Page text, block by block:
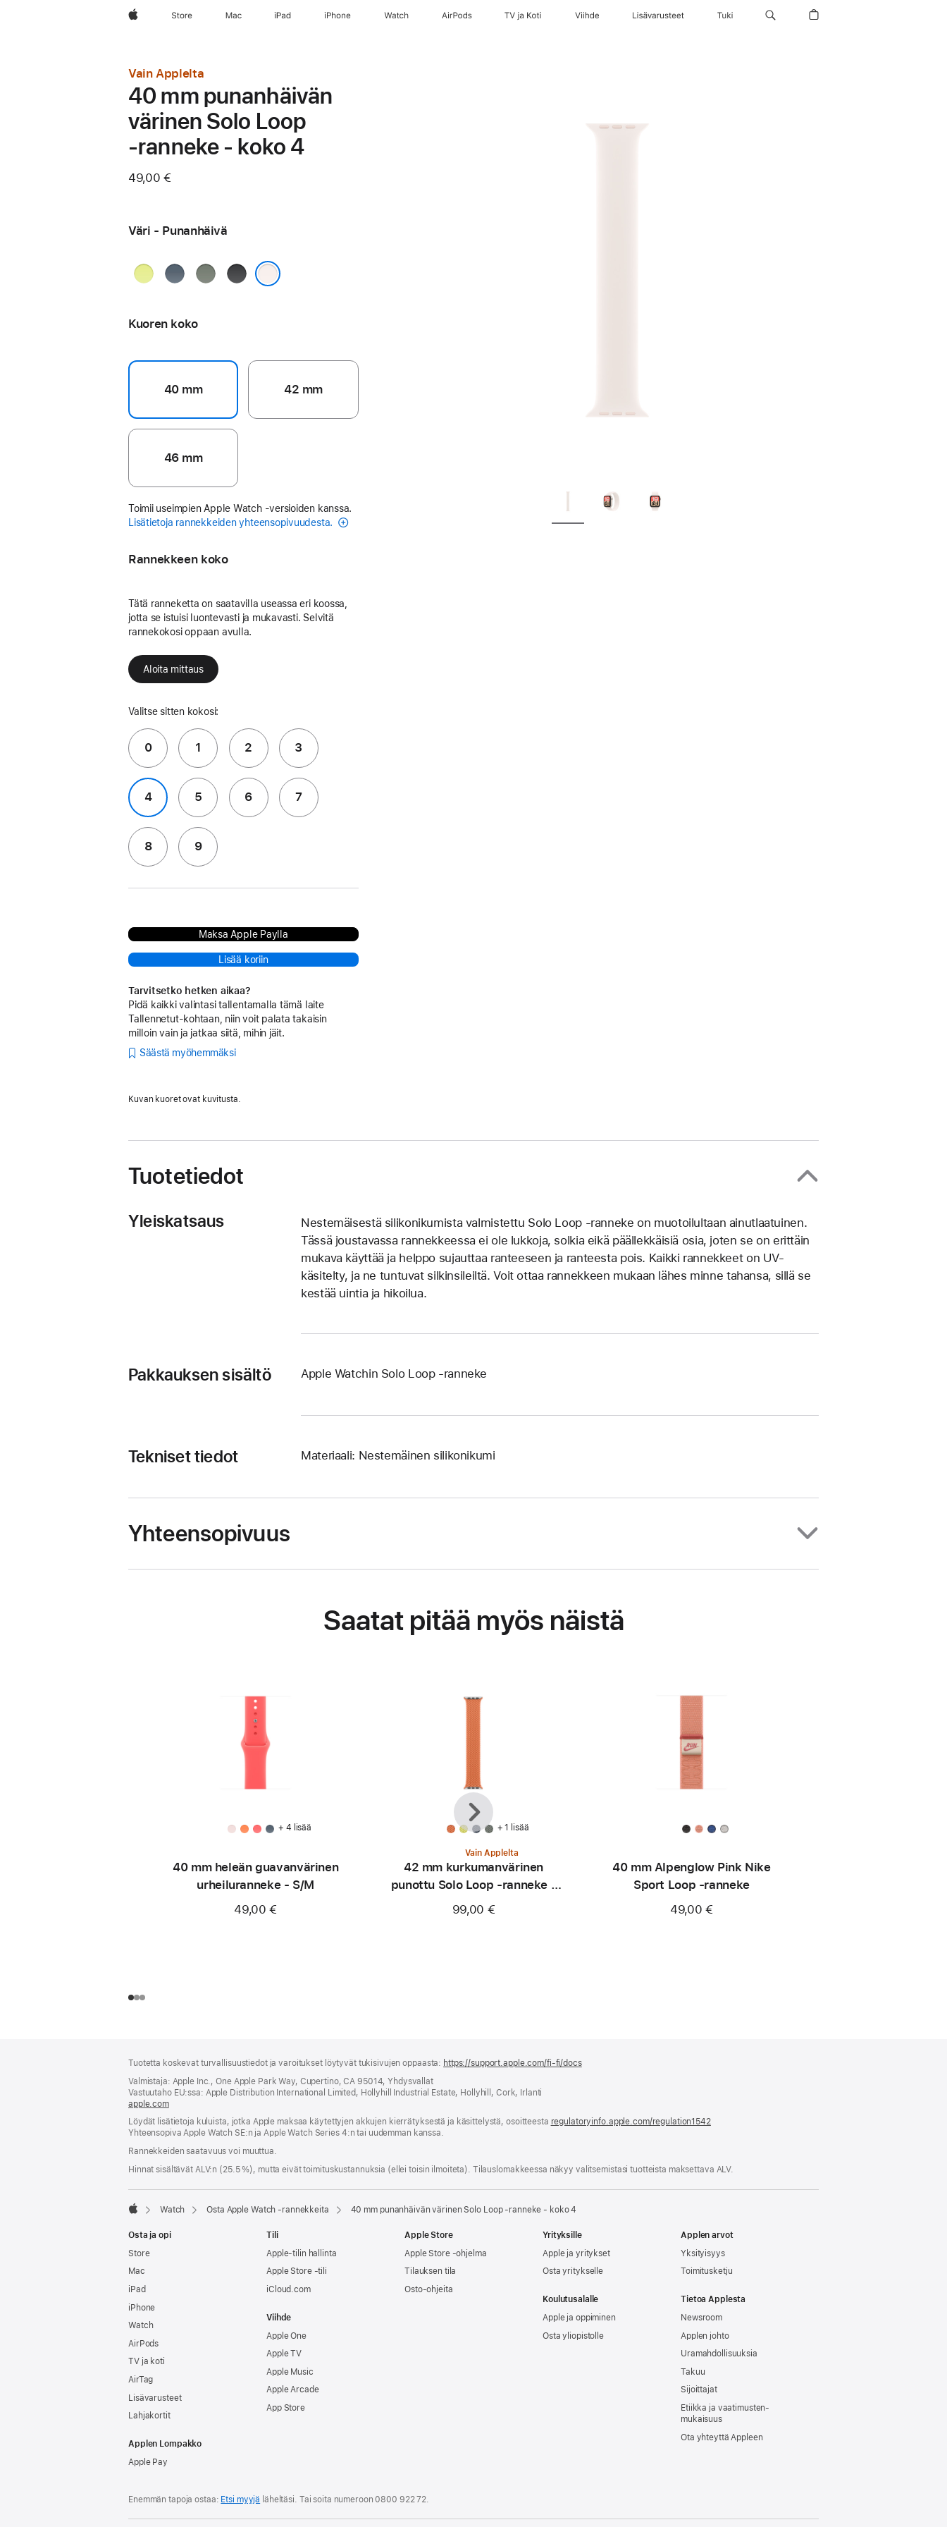
Apple Store Mac iPad iPhone Watch AirPods TV ja Koti Viihde Lisävarusteet Tuki
Vain Applelta
40 mm punanhäivän
värinen Solo Loop
‑ranneke - koko 4
49,00 €
Väri - Punan­häivä
Neonkeltainen
Ankkurinsininen
Vihreänharmaa
Musta
Kuoren koko
40 mm 42 mm
46 mm
Toimii useimpien Apple Watch ‑versioiden kanssa.
Lisätietoja rannekkeiden yhteensopivuudesta.
Rannekkeen koko
Tätä ranneketta on saatavilla useassa eri koossa,
jotta se istuisi luontevasti ja mukavasti. Selvitä
rannekokosi oppaan avulla.
Aloita mittaus
Valitse sitten kokosi:
0 1 2 3
4 5 6 7
8 9
Maksa Apple Paylla
Lisää koriin
Tarvitsetko hetken aikaa?
Pidä kaikki valintasi tallentamalla tämä laite
Tallennetut-kohtaan, niin voit palata takaisin
milloin vain ja jatkaa siitä, mihin jäit.
Säästä myöhemmäksi
Kuvan kuoret ovat kuvitusta.
Tuotetiedot
Yleiskatsaus
Nestemäisestä silikoni­kumista valmistettu Solo Loop ‑ranneke on muotoilultaan ainut­laatuinen.
Tässä joustavassa rannek­keessa ei ole lukkoja, solkia eikä päällek­käisiä osia, joten se on erittäin
mukava käyttää ja helppo sujauttaa ranteeseen ja ranteesta pois. Kaikki rannekkeet on UV-
käsitelty, ja ne tuntuvat silkinsileiltä. Voit ottaa rannekkeen mukaan lähes minne tahansa, sillä se
kestää uintia ja hikoilua.
Pakkauksen sisältö Apple Watchin Solo Loop ‑ranneke
Tekniset tiedot Materiaali: Nestemäinen silikonikumi
Yhteensopivuus
Saatat pitää myös näistä
+ 4 lisää
40 mm heleän guavan­värinen
urheiluranneke - S/M
49,00 €
+ 1 lisää
Vain Applelta
42 mm kurkumanvärinen
punottu Solo Loop ‑ranneke -
koko 0
99,00 €
40 mm Alpenglow Pink Nike
Sport Loop ‑ranneke
49,00 €
Edellinen
Seuraava
Tuotetta koskevat turvallisuustiedot ja varoitukset löytyvät tukisivujen oppaasta: https://support.apple.com/fi-fi/docs(avautuu
Valmistaja: Apple Inc., One Apple Park Way, Cupertino, CA 95014, Yhdysvallat
Vastuutaho EU:ssa: Apple Distribution International Limited, Hollyhill Industrial Estate, Hollyhill, Cork, Irlanti
apple.com(avautuu
uuteen
ikkunaan)
Löydät lisätietoja kuluista, jotka Apple maksaa käytettyjen akkujen kierrätyksestä ja käsittelystä, osoitteesta regulatoryinfo.apple.com/regulation1542(avautuu
Yhteensopiva Apple Watch SE:n ja Apple Watch Series 4:n tai uudemman kanssa.
Rannekkeiden saatavuus voi muuttua.
Hinnat sisältävät ALV:n (25.5 %), mutta eivät toimitus­kustannuksia (ellei toisin ilmoiteta). Tilauslomakkeessa näkyy valitsemistasi tuotteista maksettava ALV.
Watch Osta Apple Watch ‑rannekkeita 40 mm punanhäivän värinen Solo Loop ‑ranneke - koko 4
Osta ja opi
Store
Mac
iPad
iPhone
Watch
AirPods
TV ja koti
AirTag
Lisävarusteet
Lahjakortit
Applen Lompakko
Apple Pay
Tili
Apple-tilin hallinta
Apple Store -tili
iCloud.com
Viihde
Apple One
Apple TV
Apple Music
Apple Arcade
App Store
Apple Store
Apple Store -ohjelma
Tilauksen tila
Osto-ohjeita
Yrityksille
Apple ja yritykset
Osta yritykselle
Koulutusalalle
Apple ja oppiminen
Osta yliopistolle
Applen arvot
Yksityisyys
Toimitusketju
Tietoa Applesta
Newsroom
Applen johto
Uramahdollisuuksia
Takuu
Sijoittajat
Etiikka ja vaatimusten­
mukaisuus
Ota yhteyttä Appleen
Enemmän tapoja ostaa: Etsi myyjä läheltäsi. Tai soita numeroon0800 922 72